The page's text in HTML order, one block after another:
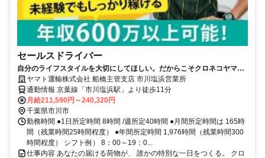
セールスドライバー
自分のライフスタイルを大切にしてほしい。だからこそクロネコヤマト
は収入も休日も充実
ヤマト運輸株式会社 船橋主管支店 市川塩浜営業所
通勤情報 京葉線「市川塩浜駅」より徒歩11分
月給211,590円～240,320円
千葉県市川市
勤務時間 ●1日所定時間 8時間 /週所定40時間 ●月間所定時間は 165時
間（残業時間25時間程度） ●年間所定時間 1,976時間（残業時間300
時間程度） シフト例） 8：00～19：0...
仕事内容 あなたの届ける荷物が、 誰かの特別な一日をつくる。 クロ